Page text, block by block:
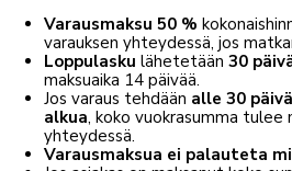
Varausmaksu 50 %
varauksen yhteydessä, jos
Loppulasku lähetetään 30
maksuaika 14 päivää.
Jos varaus tehdään alle 30
alkua, koko vuokrasumma tulee
yhteydessä.
Varausmaksua ei palauteta